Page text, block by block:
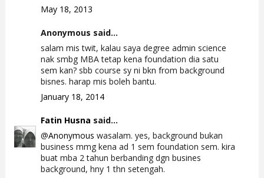
May 18, 2013
Anonymous said...
salam mis twit, kalau saya degree admin science
nak smbg MBA tetap kena foundation dia satu
sem kan? sbb course sy ni bkn from background
bisnes. harap mis boleh bantu.
January 18, 2014
Fatin Husna said...
@Anonymous wasalam. yes, background bukan
business mmg kena ad 1 sem foundation sem. kira
buat mba 2 tahun berbanding dgn busines
background, hny 1 thn setengah.